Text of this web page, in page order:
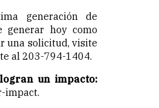
generación de
generar hoy como
una solicitud, visite
al 203-794-1404.
un impacto:
impact.